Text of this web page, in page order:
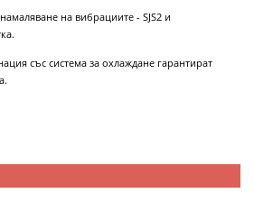
на вибрациите - SJS2 и
със система за охлаждане гарантират